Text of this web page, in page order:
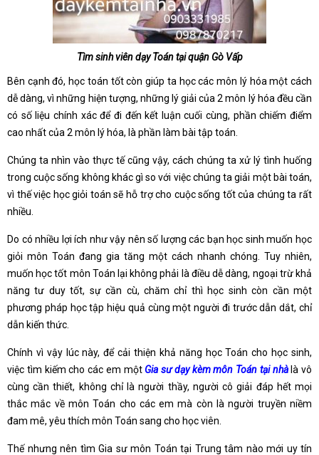
Tìm sinh viên dạy Toán tại quận Gò Vấp
Bên cạnh đó, học toán tốt còn giúp ta học các môn lý hóa một cách
dễ dàng, vì những hiện tượng, những lý giải của 2 môn lý hóa đều cần
có số liệu chính xác để đi đến kết luận cuối cùng, phần chiếm điểm
cao nhất của 2 môn lý hóa, là phần làm bài tập toán.
Chúng ta nhìn vào thực tế cũng vậy, cách chúng ta xử lý tình huống
trong cuộc sống không khác gì so với việc chúng ta giải một bài toán,
vì thế việc học giỏi toán sẽ hỗ trợ cho cuộc sống tốt của chúng ta rất
nhiều.
Do có nhiều lợi ích như vậy nên số lượng các bạn học sinh muốn học
giỏi môn Toán đang gia tăng một cách nhanh chóng. Tuy nhiên,
muốn học tốt môn Toán lại không phải là điều dễ dàng, ngoại trừ khả
năng tư duy tốt, sự cần cù, chăm chỉ thì học sinh còn cần một
phương pháp học tập hiệu quả cùng một người đi trước dẫn dắt, chỉ
dẫn kiến thức.
Chính vì vậy lúc này, để cải thiện khả năng học Toán cho học sinh,
việc tìm kiếm cho các em một Gia sư dạy kèm môn Toán tại nhàlà vô
cùng cần thiết, không chỉ là người thầy, người cô giải đáp hết mọi
thắc mắc về môn Toán cho các em mà còn là người truyền niềm
đam mê, yêu thích môn Toán sang cho học viên.
Thế nhưng nên tìm Gia sư môn Toán tại Trung tâm nào mới uy tín